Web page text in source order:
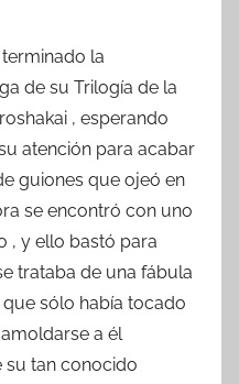
la
de su Trilogía de la
, esperando
atención para acabar
guiones que ojeó en
se encontró con uno
, y ello bastó para
trataba de una fábula
sólo había tocado
a él
su tan conocido